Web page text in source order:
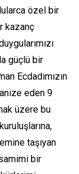
özel bir
kazanç
güçlü bir
Ecdadımızın
eden 9
üzere bu
taşıyan
bir